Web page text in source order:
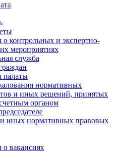
контрольных и экспертно-
мероприятиях
служба
палаты
нормативных
и иных решений, принятых
органом
и иных нормативных правовых
вакансиях